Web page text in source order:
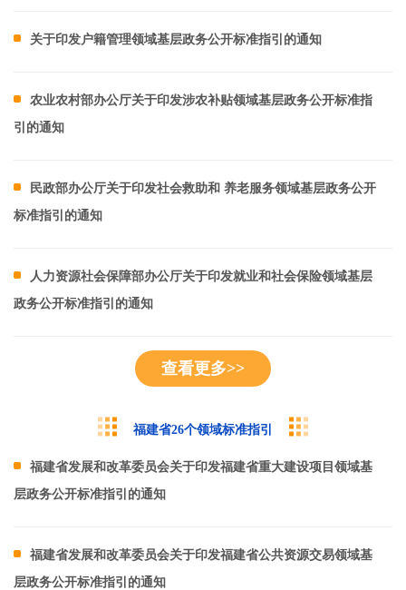
关于印发户籍管理领域基层政务公开标准指引的通知
农业农村部办公厅关于印发涉农补贴领域基层政务公开标准指
引的通知
民政部办公厅关于印发社会救助和 养老服务领域基层政务公开
标准指引的通知
人力资源社会保障部办公厅关于印发就业和社会保险领域基层
政务公开标准指引的通知
查看更多>>
福建省26个领域标准指引
福建省发展和改革委员会关于印发福建省重大建设项目领域基
层政务公开标准指引的通知
福建省发展和改革委员会关于印发福建省公共资源交易领域基
层政务公开标准指引的通知